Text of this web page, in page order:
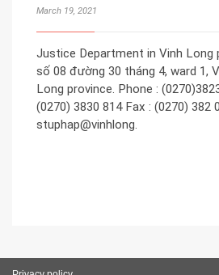
March 19, 2021
Justice Department in Vinh Long
số 08 đường 30 tháng 4, ward 1,
Long province. Phone :
(0270) 3830 814 Fax : (0270) 382
stuphap@vinhlong.